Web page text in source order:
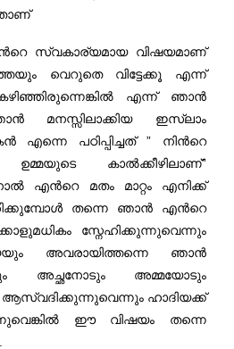
സ്വകാര്യമായ വിഷയമാണ്
വെറുതെ വിട്ടേക്കൂ എന്ന്
എന്ന് ഞാൻ
മനസ്സിലാക്കിയ ഇസ്‌ലാം
എന്നെ പഠിപ്പിച്ചത് ” നിന്‍റെ
കാൽക്കീഴിലാണ്”
എന്‍റെ മതം മാറ്റം എനിക്ക്
തന്നെ ഞാൻ എന്‍റെ
സ്നേഹിക്കുന്നുവെന്നും
അവരായിത്തന്നെ ഞാൻ
അച്ഛനോടും അമ്മയോടും
ആസ്വദിക്കുന്നുവെന്നും ഹാദിയക്ക്
ഈ വിഷയം തന്നെ